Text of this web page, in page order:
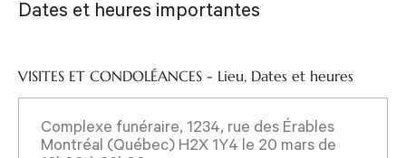
Dates et heures importantes
VISITES ET CONDOLÉANCES - Lieu, Dates et heures